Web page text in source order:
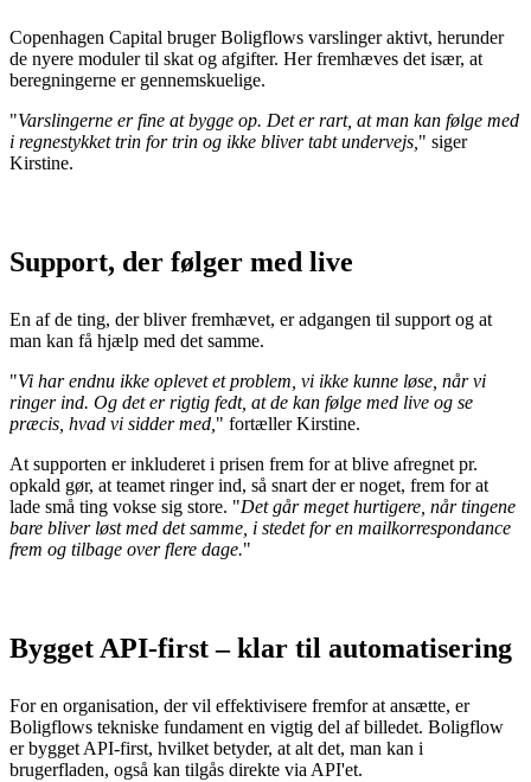
Copenhagen Capital bruger Boligflows varslinger aktivt, herunder
de nyere moduler til skat og afgifter. Her fremhæves det især, at
beregningerne er gennemskuelige.
"Varslingerne er fine at bygge op. Det er rart, at man kan følge med
i regnestykket trin for trin og ikke bliver tabt undervejs, " siger
Kirstine.
Support, der følger med live
En af de ting, der bliver fremhævet, er adgangen til support og at
man kan få hjælp med det samme.
"Vi har endnu ikke oplevet et problem, vi ikke kunne løse, når vi
ringer ind. Og det er rigtig fedt, at de kan følge med live og se
præcis, hvad vi sidder med, " fortæller Kirstine.
At supporten er inkluderet i prisen frem for at blive afregnet pr.
opkald gør, at teamet ringer ind, så snart der er noget, frem for at
lade små ting vokse sig store. "Det går meget hurtigere, når tingene
bare bliver løst med det samme, i stedet for en mailkorrespondance
frem og tilbage over flere dage."
Bygget API-first – klar til automatisering
For en organisation, der vil effektivisere fremfor at ansætte, er
Boligflows tekniske fundament en vigtig del af billedet. Boligflow
er bygget API-first, hvilket betyder, at alt det, man kan i
brugerfladen, også kan tilgås direkte via API'et.